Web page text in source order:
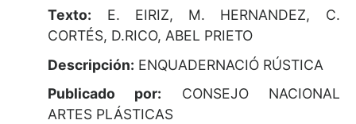
Texto: E. EIRIZ, M. HERNANDEZ, C.
CORTÉS, D.RICO, ABEL PRIETO
Descripción: ENQUADERNACIÓ RÚSTICA
Publicado por: CONSEJO NACIONAL
ARTES PLÁSTICAS